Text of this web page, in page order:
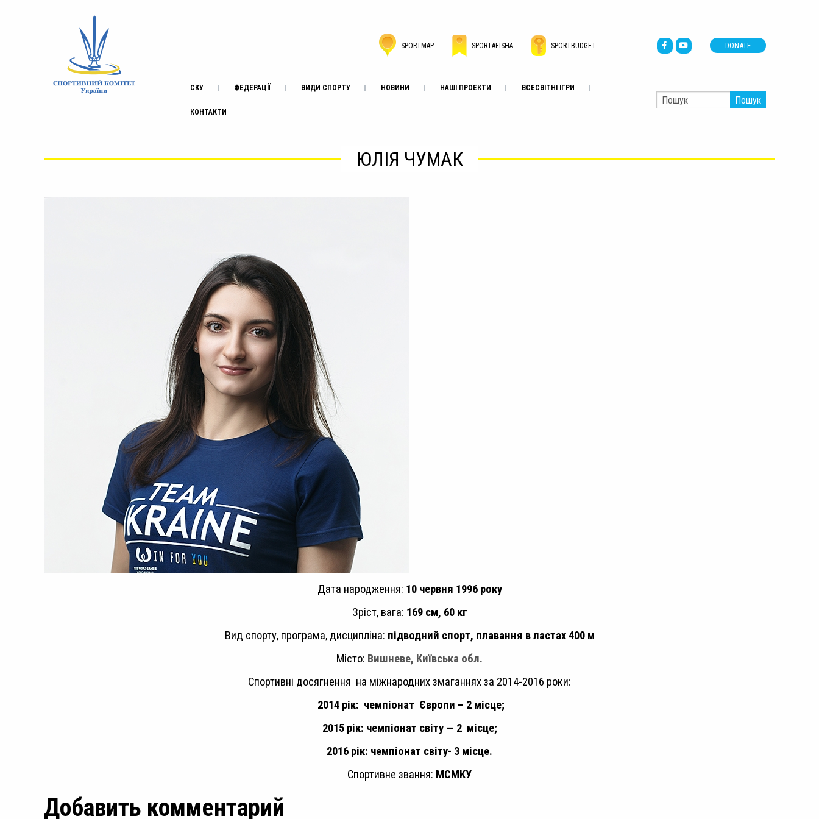
SPORTMAP SPORTAFISHA SPORTBUDGET DONATE
СКУ ФЕДЕРАЦІЇ ВИДИ СПОРТУ НОВИНИ НАШІ ПРОЕКТИ ВСЕСВІТНІ ІГРИ
КОНТАКТИ
Пошук
ЮЛІЯ ЧУМАК
Дата народження: 10 червня 1996 року
Зріст, вага: 169 см, 60 кг
Вид спорту, програма, дисципліна: підводний спорт, плавання в ластах 400 м
Місто: Вишневе, Київська обл.
Спортивні досягнення на міжнародних змаганнях за 2014-2016 роки:
2014 рік: чемпіонат Європи – 2 місце;
2015 рік: чемпіонат світу — 2 місце;
2016 рік: чемпіонат світу- 3 місце.
Спортивне звання: МСMKУ
Добавить комментарий